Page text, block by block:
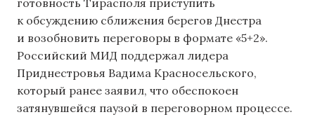
готовность Тирасполя приступить
к обсуждению сближения берегов Днестра
и возобновить переговоры в формате «5+2».
Российский МИД поддержал лидера
Приднестровья Вадима Красносельского,
который ранее заявил, что обеспокоен
затянувшейся паузой в переговорном процессе.